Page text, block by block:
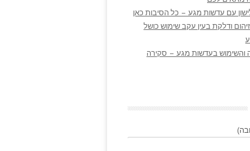
עם עדשות מגע – כל הסיבות כאן
ודלקת בעין עקב שימוש כושל
והשימוש בעדשות מגע – סקירה